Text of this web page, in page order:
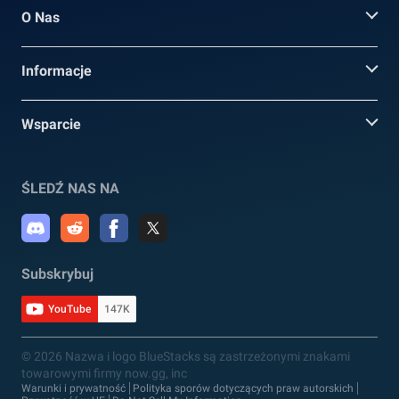
O Nas
Informacje
Wsparcie
ŚLEDŹ NAS NA
Subskrybuj
YouTube 147K
© 2026 Nazwa i logo BlueStacks są zastrzeżonymi znakami
towarowymi firmy now.gg, inc
Warunki i prywatność
Polityka sporów dotyczących praw autorskich